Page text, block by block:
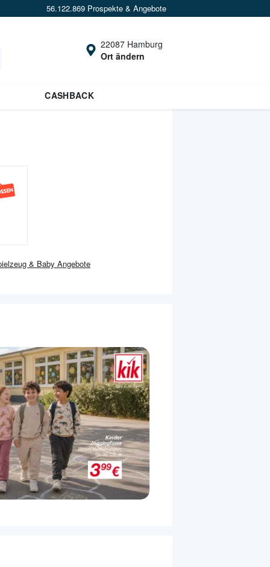
56.122.869 Prospekte & Angebote
22087 Hamburg
Ort ändern
CASHBACK
& Baby Angebote